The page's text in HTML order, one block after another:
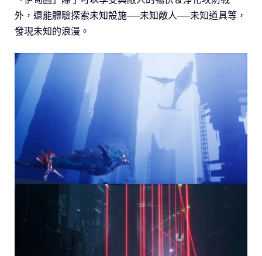
外，還能體驗探索未知設施──未知敵人──未知道具等，
發現未知的浪漫。